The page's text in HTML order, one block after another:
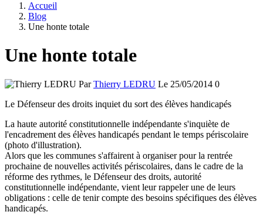
Accueil
Blog
Une honte totale
Une honte totale
ParThierry LEDRU Le 25/05/2014 0
Le Défenseur des droits inquiet du sort des élèves handicapés
La haute autorité constitutionnelle indépendante s'inquiète de
l'encadrement des élèves handicapés pendant le temps périscolaire
(photo d'illustration).
Alors que les communes s'affairent à organiser pour la rentrée
prochaine de nouvelles activités périscolaires, dans le cadre de la
réforme des rythmes, le Défenseur des droits, autorité
constitutionnelle indépendante, vient leur rappeler une de leurs
obligations : celle de tenir compte des besoins spécifiques des élèves
handicapés.